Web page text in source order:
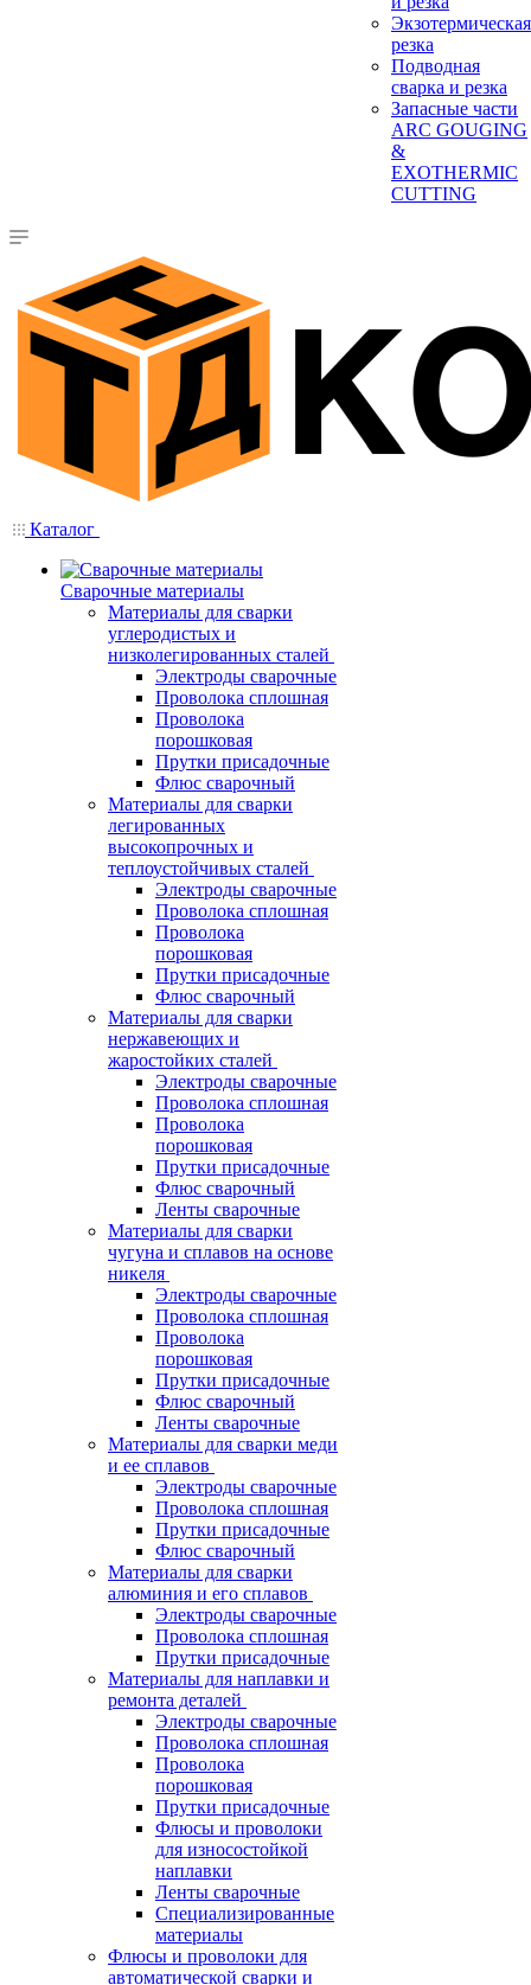
Экзотермическая
резка
Подводная
сварка и резка
Запасные части
ARC GOUGING
&
EXOTHERMIC
CUTTING
Каталог
Сварочные материалы
Материалы для сварки
углеродистых и
низколегированных сталей
Электроды сварочные
Проволока сплошная
Проволока
порошковая
Прутки присадочные
Флюс сварочный
Материалы для сварки
легированных
высокопрочных и
теплоустойчивых сталей
Электроды сварочные
Проволока сплошная
Проволока
порошковая
Прутки присадочные
Флюс сварочный
Материалы для сварки
нержавеющих и
жаростойких сталей
Электроды сварочные
Проволока сплошная
Проволока
порошковая
Прутки присадочные
Флюс сварочный
Ленты сварочные
Материалы для сварки
чугуна и сплавов на основе
никеля
Электроды сварочные
Проволока сплошная
Проволока
порошковая
Прутки присадочные
Флюс сварочный
Ленты сварочные
Материалы для сварки меди
и ее сплавов
Электроды сварочные
Проволока сплошная
Прутки присадочные
Флюс сварочный
Материалы для сварки
алюминия и его сплавов
Электроды сварочные
Проволока сплошная
Прутки присадочные
Материалы для наплавки и
ремонта деталей
Электроды сварочные
Проволока сплошная
Проволока
порошковая
Прутки присадочные
Флюсы и проволоки
для износостойкой
наплавки
Ленты сварочные
Специализированные
материалы
Флюсы и проволоки для
автоматической сварки и